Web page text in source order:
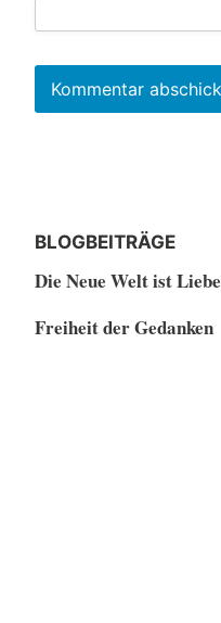
BLOGBEITRÄGE
Die Neue Welt ist Liebe
Freiheit der Gedanken